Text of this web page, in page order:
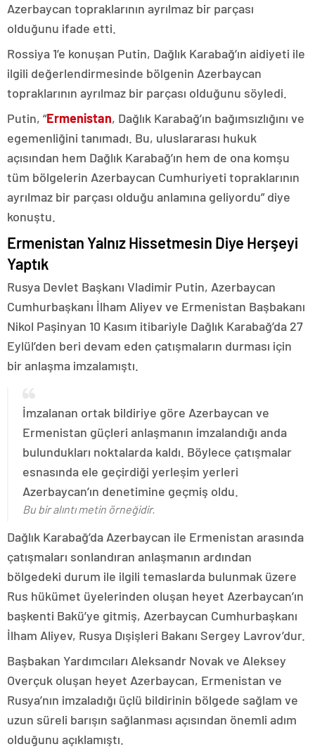
Azerbaycan topraklarının ayrılmaz bir parçası
olduğunu ifade etti.
Rossiya 1’e konuşan Putin, Dağlık Karabağ’ın aidiyeti ile
ilgili değerlendirmesinde bölgenin Azerbaycan
topraklarının ayrılmaz bir parçası olduğunu söyledi.
Putin, “Ermenistan, Dağlık Karabağ’ın bağımsızlığını ve
egemenliğini tanımadı. Bu, uluslararası hukuk
açısından hem Dağlık Karabağ’ın hem de ona komşu
tüm bölgelerin Azerbaycan Cumhuriyeti topraklarının
ayrılmaz bir parçası olduğu anlamına geliyordu” diye
konuştu.
Ermenistan Yalnız Hissetmesin Diye Herşeyi
Yaptık
Rusya Devlet Başkanı Vladimir Putin, Azerbaycan
Cumhurbaşkanı İlham Aliyev ve Ermenistan Başbakanı
Nikol Paşinyan 10 Kasım itibariyle Dağlık Karabağ’da 27
Eylül’den beri devam eden çatışmaların durması için
bir anlaşma imzalamıştı.
İmzalanan ortak bildiriye göre Azerbaycan ve
Ermenistan güçleri anlaşmanın imzalandığı anda
bulundukları noktalarda kaldı. Böylece çatışmalar
esnasında ele geçirdiği yerleşim yerleri
Azerbaycan’ın denetimine geçmiş oldu.
Bu bir alıntı metin örneğidir.
Dağlık Karabağ’da Azerbaycan ile Ermenistan arasında
çatışmaları sonlandıran anlaşmanın ardından
bölgedeki durum ile ilgili temaslarda bulunmak üzere
Rus hükümet üyelerinden oluşan heyet Azerbaycan’ın
başkenti Bakü’ye gitmiş, Azerbaycan Cumhurbaşkanı
İlham Aliyev, Rusya Dışişleri Bakanı Sergey Lavrov’dur.
Başbakan Yardımcıları Aleksandr Novak ve Aleksey
Overçuk oluşan heyet Azerbaycan, Ermenistan ve
Rusya’nın imzaladığı üçlü bildirinin bölgede sağlam ve
uzun süreli barışın sağlanması açısından önemli adım
olduğunu açıklamıştı.